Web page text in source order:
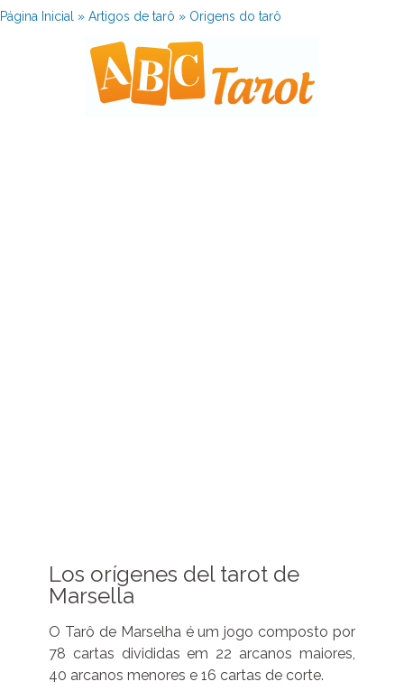
Página Inicial » Artigos de tarô » Origens do tarô
Los orígenes del tarot de
Marsella
O Tarô de Marselha é um jogo composto por
78 cartas divididas em 22 arcanos maiores,
40 arcanos menores e 16 cartas de corte.